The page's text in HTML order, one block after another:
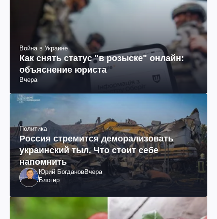
Война в Украине
Как снять статус "в розыске" онлайн:
объяснение юриста
Вчера
Политика
Россия стремится деморализовать
украинский тыл. Что стоит себе
напомнить
Юрий БогдановВчера
Блогер